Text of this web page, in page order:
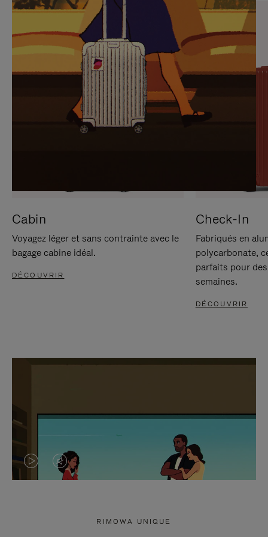
SUR
POUR
METTRE
PAUSE
VEUILLEZ
CLIQUER
POUR
RÉACTIVER
LE
SON
Cabin
Voyagez léger et sans contrainte avec le
bagage cabine idéal.
DÉCOUVRIR
Check-In
Fabriqués en
polycarbonate,
parfaits pour
semaines.
DÉCOUVRIR
LA LE
RIMOWA UNIQUE